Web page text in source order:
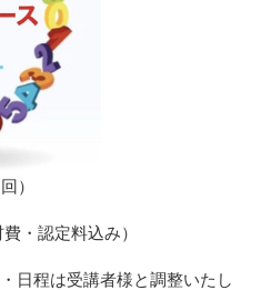
）
・認定料込み）
日程は受講者様と調整いたし